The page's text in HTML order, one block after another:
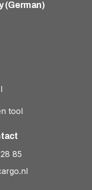
(German)
tool
85